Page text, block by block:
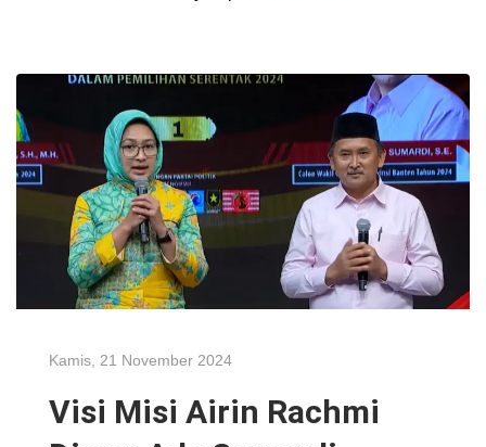
Kamis, 21 November 2024
Visi Misi Airin Rachmi